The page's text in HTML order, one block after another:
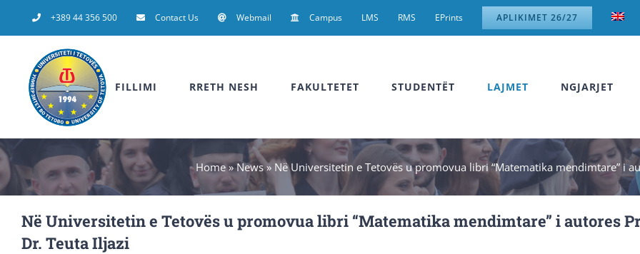
to
+389 44 356 500 Contact Us Webmail Campus LMS RMS EPrints APLIKIMET 26/27
FILLIMI RRETH NESH FAKULTETET STUDENTËT LAJMET NGJARJET
Home»News» Në Universitetin e Tetovës u promovua libri “Matematika mendimtare” i
Në Universitetin e Tetovës u promovua libri “Matematika mendimtare” i autores
Dr. Teuta Iljazi